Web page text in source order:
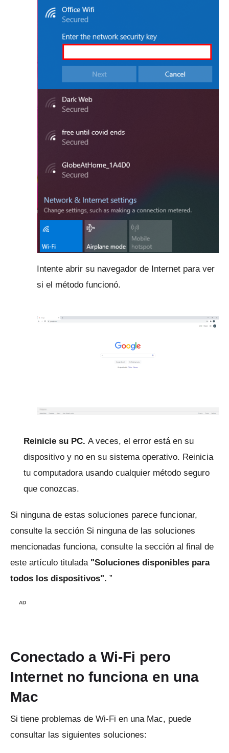
Intente abrir su navegador de Internet para ver
si el método funcionó.
Reinicie su PC. A veces, el error está en su
dispositivo y no en su sistema operativo. Reinicia
tu computadora usando cualquier método seguro
que conozcas.
Si ninguna de estas soluciones parece funcionar,
consulte la sección Si ninguna de las soluciones
mencionadas funciona, consulte la sección al final de
este artículo titulada "Soluciones disponibles para
todos los dispositivos". ”
AD
Conectado a Wi-Fi pero
Internet no funciona en una
Mac
Si tiene problemas de Wi-Fi en una Mac, puede
consultar las siguientes soluciones: